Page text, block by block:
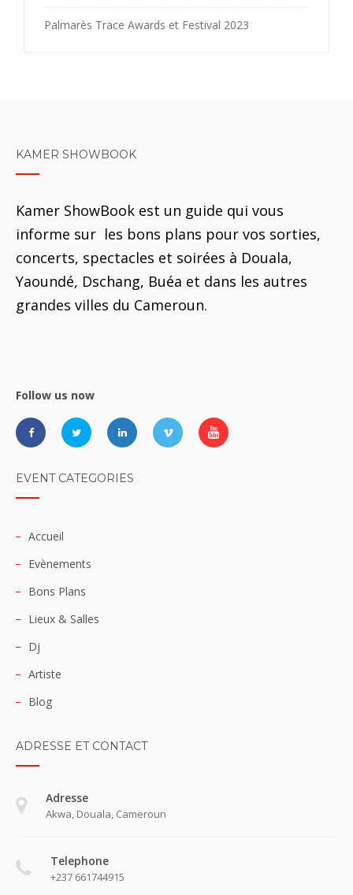
Palmarès Trace Awards et Festival 2023
KAMER SHOWBOOK
Kamer ShowBook est un guide qui vous
informe sur les bons plans pour vos sorties,
concerts, spectacles et soirées à Douala,
Yaoundé, Dschang, Buéa et dans les autres
grandes villes du Cameroun.
Follow us now
EVENT CATEGORIES
Accueil
Evènements
Bons Plans
Lieux & Salles
Dj
Artiste
Blog
ADRESSE ET CONTACT
Adresse
Akwa, Douala, Cameroun
Telephone
+237 661744915